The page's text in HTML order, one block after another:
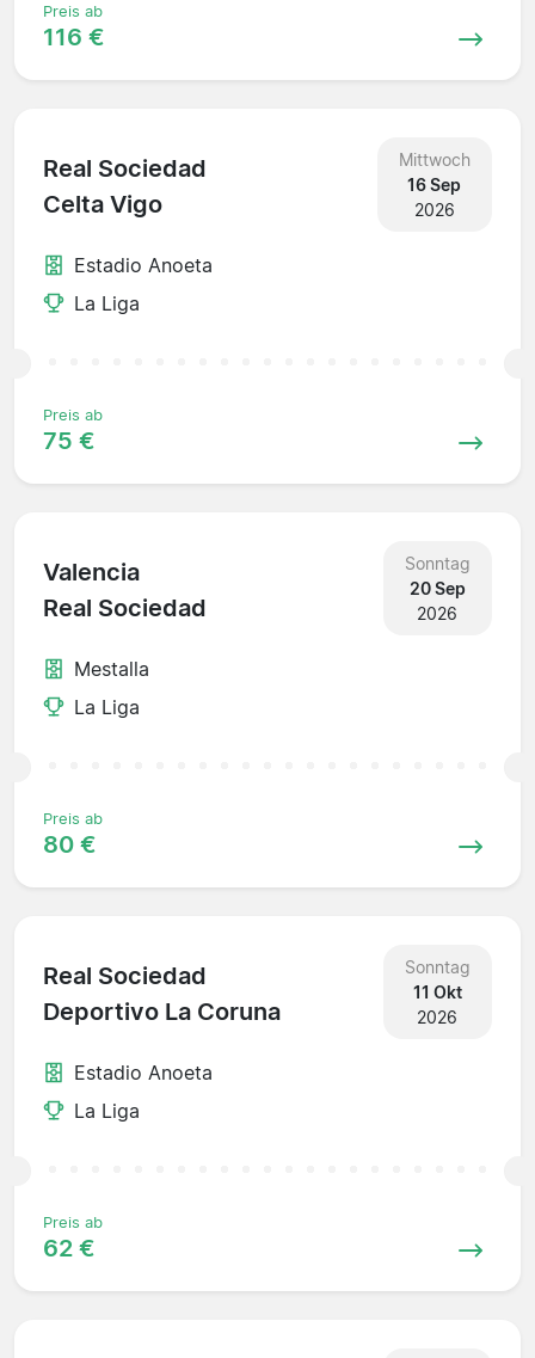
Preis ab
116 €
Real Sociedad
Celta Vigo
Mittwoch
16 Sep
2026
Estadio Anoeta
La Liga
Preis ab
75 €
Valencia
Real Sociedad
Sonntag
20 Sep
2026
Mestalla
La Liga
Preis ab
80 €
Real Sociedad
Deportivo La Coruna
Sonntag
11 Okt
2026
Estadio Anoeta
La Liga
Preis ab
62 €